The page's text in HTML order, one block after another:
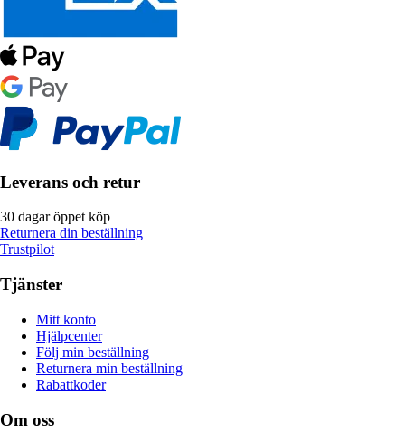
Leverans och retur
30 dagar öppet köp
Returnera din beställning
Trustpilot
Tjänster
Mitt konto
Hjälpcenter
Följ min beställning
Returnera min beställning
Rabattkoder
Om oss